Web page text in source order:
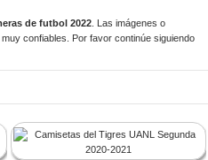
de futbol 2022. Las imágenes o
confiables. Por favor continúe siguiendo